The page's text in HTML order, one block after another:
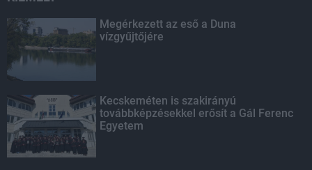
Megérkezett az eső a Duna
vízgyűjtőjére
Kecskeméten is szakirányú
továbbképzésekkel erősít a Gál Ferenc
Egyetem